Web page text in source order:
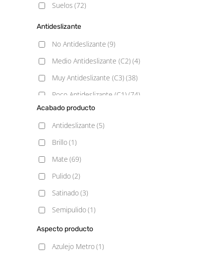
Suelos (72)
Antideslizante
No Antideslizante (9)
Medio Antideslizante (C2)(4)
Muy Antideslizante (C3)(38)
Poco Antideslizante (C1)(74)
Acabado producto
Antideslizante (5)
Brillo(1)
Mate (69)
Pulido(2)
Satinado(3)
Semipulido(1)
Aspecto producto
Azulejo Metro(1)